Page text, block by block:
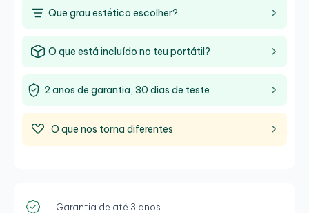
flexibilidade entre tablet e portátil
Que grau estético escolher?
O que está incluído no teu portátil?
2 anos de garantia, 30 dias de teste
O que nos torna diferentes
Garantia de até 3 anos